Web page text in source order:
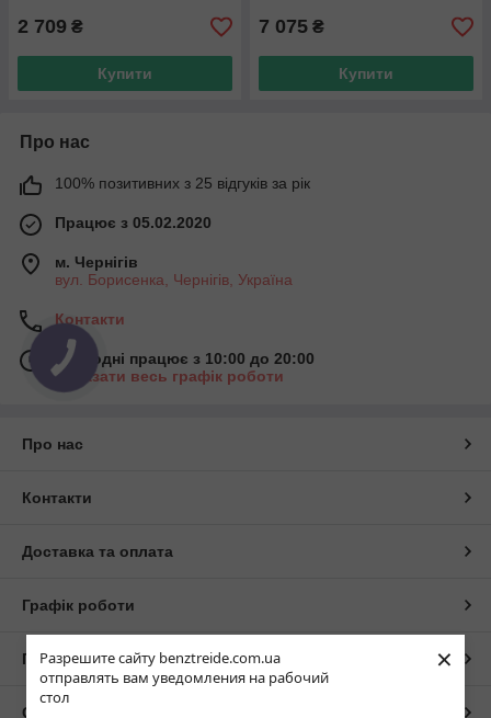
Разрешите сайту benztreide.com.ua
отправлять вам уведомления на рабочий
стол
×
2 709 ₴
Купити
7 075 ₴
Купити
Про нас
100% позитивних з 25 відгуків за рік
Працює з 05.02.2020
м. Чернігів
вул. Борисенка, Чернігів, Україна
Контакти
Сьогодні працює з 10:00 до 20:00
Показати весь графік роботи
Про нас
Контакти
Доставка та оплата
Графік роботи
Повна версія сайту
Сайт створено на маркетплейсі